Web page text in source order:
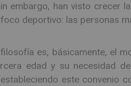
embargo, han visto crecer
deportivo: las personas
es, básicamente, el
edad y su necesidad
este convenio